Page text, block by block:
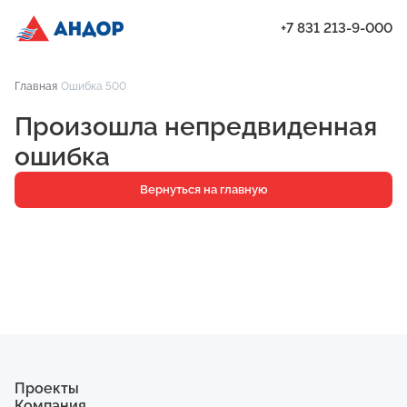
Проекты
Квартиры
Паркинг
Кладовые
+7 831 213-9-000
Главная Ошибка 500
Произошла непредвиденная
ошибка
Вернуться на главную
Проекты